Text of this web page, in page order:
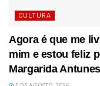
CULTURA
Agora é que me
mim e estou feliz
Margarida Antunes